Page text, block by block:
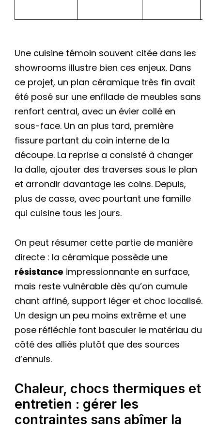
Une cuisine témoin souvent citée dans les
showrooms illustre bien ces enjeux. Dans
ce projet, un plan céramique très fin avait
été posé sur une enfilade de meubles sans
renfort central, avec un évier collé en
sous-face. Un an plus tard, première
fissure partant du coin interne de la
découpe. La reprise a consisté à changer
la dalle, ajouter des traverses sous le plan
et arrondir davantage les coins. Depuis,
plus de casse, avec pourtant une famille
qui cuisine tous les jours.
On peut résumer cette partie de manière
directe : la céramique possède une
résistance impressionnante en surface,
mais reste vulnérable dès qu’on cumule
chant affiné, support léger et choc localisé.
Un design un peu moins extrême et une
pose réfléchie font basculer le matériau du
côté des alliés plutôt que des sources
d’ennuis.
Chaleur, chocs thermiques et
entretien : gérer les
contraintes sans abîmer la